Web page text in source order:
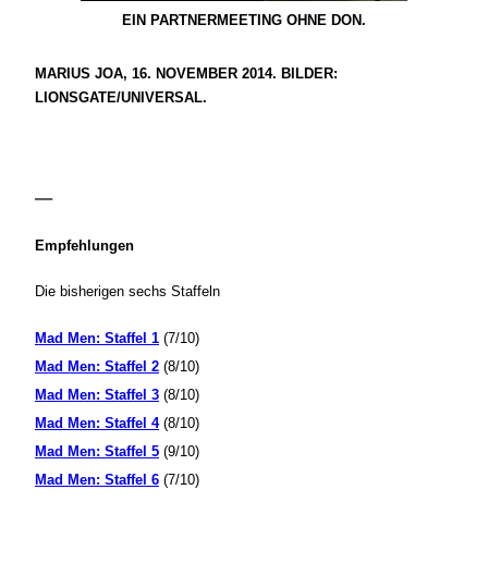
EIN PARTNERMEETING OHNE DON.
MARIUS JOA, 16. NOVEMBER 2014. BILDER:
LIONSGATE/UNIVERSAL.
—
Empfehlungen
Die bisherigen sechs Staffeln
Mad Men: Staffel 1 (7/10)
Mad Men: Staffel 2 (8/10)
Mad Men: Staffel 3 (8/10)
Mad Men: Staffel 4(8/10)
Mad Men: Staffel 5 (9/10)
Mad Men: Staffel 6 (7/10)